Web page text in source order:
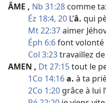
ÂME , Nb 31:28 comme
Éz 18:4, 20 L’â. qui
Mt 22:37aimer
Éph 6:6font volonté
Col 3:23travaillez
AMEN , Dt 27:15tout le
1Co 14:16a. à ta
2Co 1:20 grâce à lui l’